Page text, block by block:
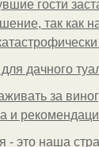
гости
так как
дачного
за
и
- это наша